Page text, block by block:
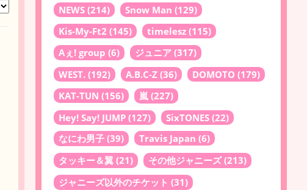
NEWS (214) Snow Man (129)
Kis-My-Ft2 (145) timelesz (115)
Aぇ! group (6) ジュニア (317)
WEST. (192) A.B.C-Z (36) DOMOTO (179)
KAT-TUN (156) 嵐 (227)
Hey! Say! JUMP (127) SixTONES (22)
なにわ男子 (39) Travis Japan (6)
タッキー＆翼 (21) その他ジャニーズ(213)
ジャニーズ以外のチケット (31)